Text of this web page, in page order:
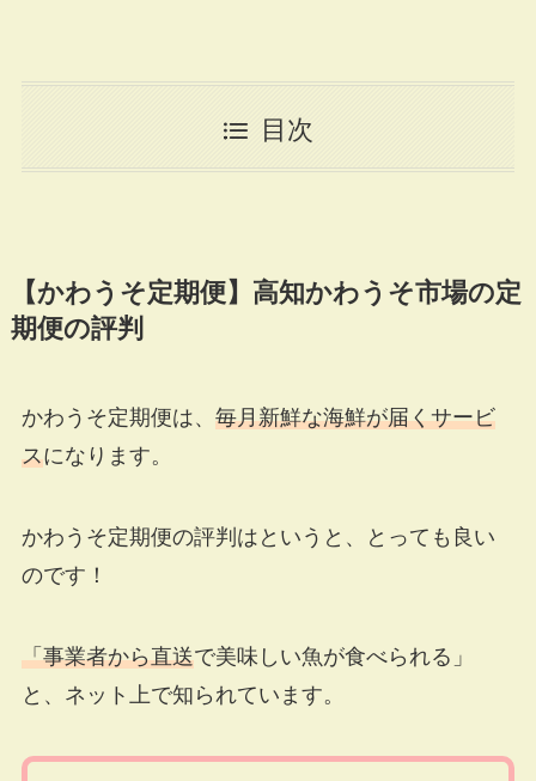
目次
【かわうそ定期便】高知かわうそ市場の定
期便の評判
かわうそ定期便は、 毎月新鮮な海鮮が届くサービ
スになりま す。
かわうそ定期便の評判はというと、とっても良い
のです！
「事業者から直送で美味しい魚が食べられる」
と、ネット上で知られています。